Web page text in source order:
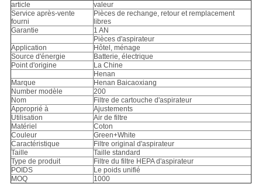
article
valeur
Service après-vente
fourni
Pièces de rechange, retour et remplacement
libres
Garantie
1 AN
Pièces d'aspirateur
Application
Hôtel, ménage
Source d'énergie
Batterie, électrique
Point d'origine
La Chine
Henan
Marque
Henan Baicaoxiang
Number modèle
200
Nom
Filtre de cartouche d'aspirateur
Approprié à
Ajustements
Utilisation
Air de filtre
Matériel
Coton
Couleur
Green+White
Caractéristique
Filtre original d'aspirateur
Taille
Taille standard
Type de produit
Filtre du filtre HEPA d'aspirateur
POIDS
Le poids unifié
MOQ
1000